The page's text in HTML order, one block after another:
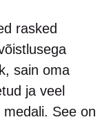
rasked
sain oma
ja veel
medali. See on